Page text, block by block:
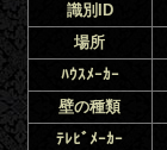
識別ID
場所
ﾊｳｽﾒｰｶｰ
壁の種類
ﾃﾚﾋﾞﾒｰｶｰ